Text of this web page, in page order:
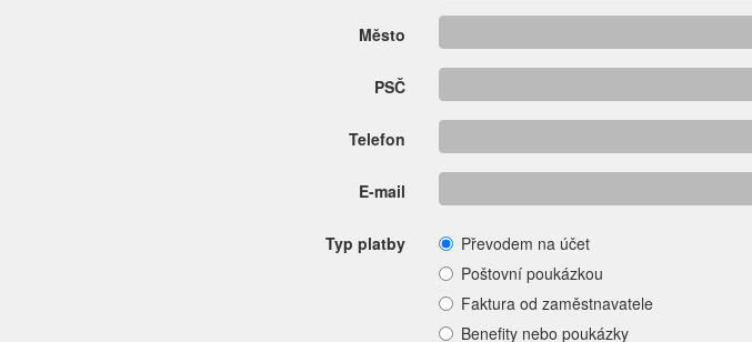
Město
PSČ
Telefon
E-mail
Typ platby
Převodem na účet
Poštovní poukázkou
Faktura od zaměstnavatele
Benefity nebo poukázky